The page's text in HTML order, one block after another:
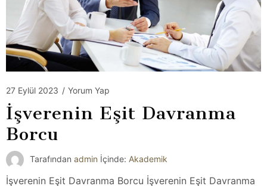
27 Eylül 2023 / Yorum Yap
İşverenin Eşit Davranma
Borcu
Tarafından admin İçinde: Akademik
İşverenin Eşit Davranma Borcu İşverenin Eşit Davranma